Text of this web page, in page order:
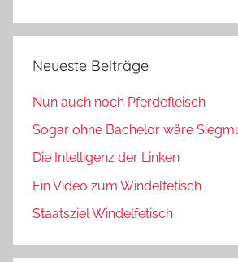
Neueste Beiträge
Nun auch noch Pferdefleisch
Sogar ohne Bachelor wäre
Die Intelligenz der Linken
Ein Video zum Windelfetisch
Staatsziel Windelfetisch